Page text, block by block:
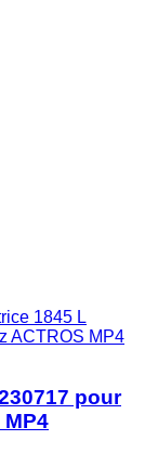
1845 L
ACTROS MP4
pour